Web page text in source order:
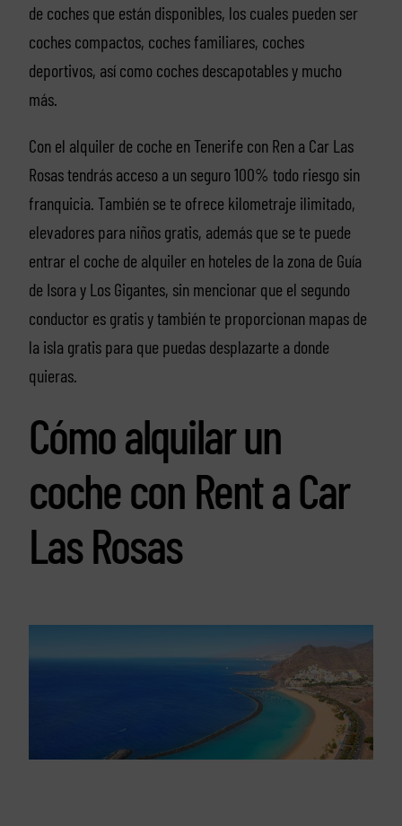
de coches que están disponibles, los cuales pueden ser
coches compactos, coches familiares, coches
deportivos, así como coches descapotables y mucho
más.
Con el alquiler de coche en Tenerife con Ren a Car Las
Rosas tendrás acceso a un seguro 100% todo riesgo sin
franquicia. También se te ofrece kilometraje ilimitado,
elevadores para niños gratis, además que se te puede
entrar el coche de alquiler en hoteles de la zona de Guía
de Isora y Los Gigantes, sin mencionar que el segundo
conductor es gratis y también te proporcionan mapas de
la isla gratis para que puedas desplazarte a donde
quieras.
Cómo alquilar un
coche con Rent a Car
Las Rosas